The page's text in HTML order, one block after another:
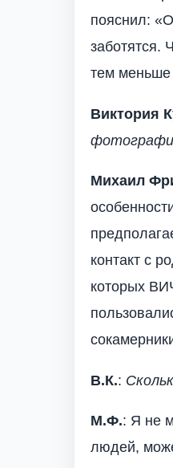
пояснил:
заботятся.
тем меньше
Виктория
Михаил
контакт с
которых
В.К.:
М.Ф.: Я не
людей,